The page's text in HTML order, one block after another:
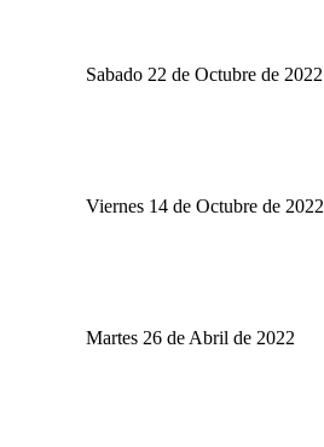
Sabado 22 de Octubre de 2022
Viernes 14 de Octubre de 2022
Martes 26 de Abril de 2022